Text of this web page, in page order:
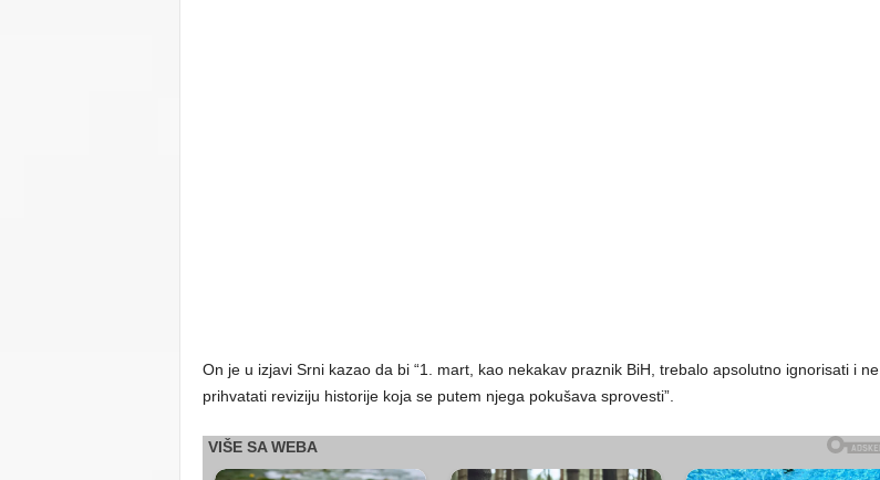
On je u izjavi Srni kazao da bi “1. mart, kao nekakav praznik BiH, trebalo apsolutno ignorisati i ne
prihvatati reviziju historije koja se putem njega pokušava sprovesti”.